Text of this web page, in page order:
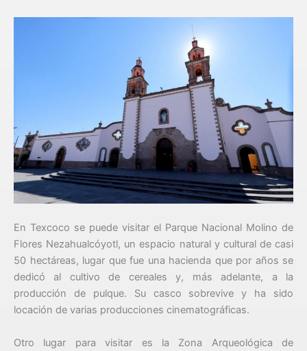
En Texcoco se puede visitar el Parque Nacional Molino de
Flores Nezahualcóyotl, un espacio natural y cultural de casi
50 hectáreas, lugar que fue una hacienda que por años se
dedicó al cultivo de cereales y, más adelante, a la
producción de pulque. Su casco sobrevive y ha sido
locación de varias producciones cinematográficas.
Otro lugar para visitar es la Zona Arqueológica de